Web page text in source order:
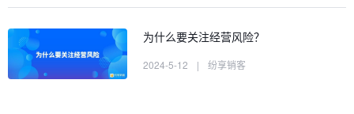
为什么要关注经营风险？
2024-5-12 | 纷享销客